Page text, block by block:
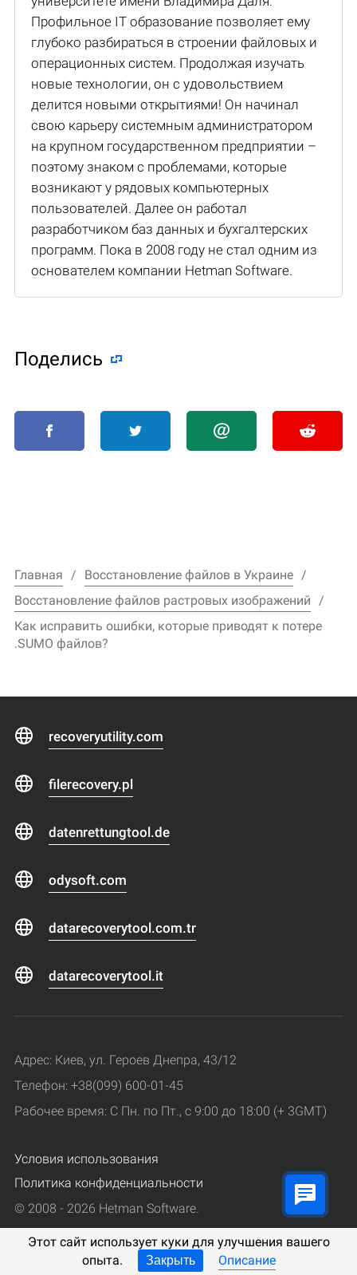
Профильное IT образование позволяет ему
глубоко разбираться в строении файловых и
операционных систем. Продолжая изучать
новые технологии, он с удовольствием
делится новыми открытиями! Он начинал
свою карьеру системным администратором
на крупном государственном предприятии –
поэтому знаком с проблемами, которые
возникают у рядовых компьютерных
пользователей. Далее он работал
разработчиком баз данных и бухгалтерских
программ. Пока в 2008 году не стал одним из
основателем компании Hetman Software.
Поделиcь
Этот сайт использует куки для улучшения вашего
опыта.
Закрыть Описание
Главная
Восстановление файлов в Украине
Восстановление файлов растровых изображений
Как исправить ошибки, которые приводят к потере
.SUMO файлов?
recoveryutility.com
filerecovery.pl
datenrettungtool.de
odysoft.com
datarecoverytool.com.tr
datarecoverytool.it
Адрес: Киев, ул. Героев Днепра, 43/12
Телефон: +38(099) 600-01-45
Рабочее время: С Пн. по Пт., с 9:00 до 18:00 (+ 3GMT)
Условия использования
Политика конфиденциальности
© 2008 - 2026 Hetman Software.
Все права защищены.